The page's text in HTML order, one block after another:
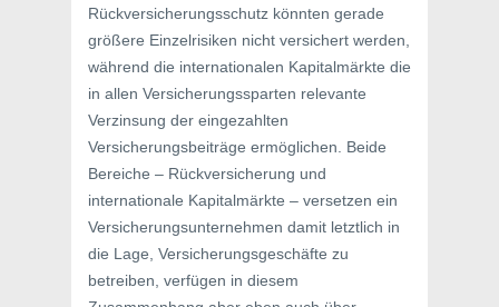
Rückversicherungsschutz könnten gerade
größere Einzelrisiken nicht versichert werden,
während die internationalen Kapitalmärkte die
in allen Versicherungssparten relevante
Verzinsung der eingezahlten
Versicherungsbeiträge ermöglichen. Beide
Bereiche – Rückversicherung und
internationale Kapitalmärkte – versetzen ein
Versicherungsunternehmen damit letztlich in
die Lage, Versicherungsgeschäfte zu
betreiben, verfügen in diesem